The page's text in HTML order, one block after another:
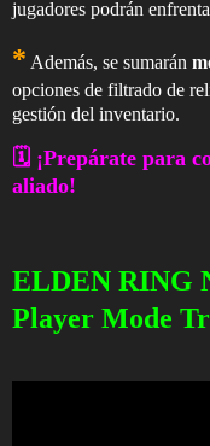
jugadores podrán
* Además, se sumarán
opciones de filtrado de
gestión del inventario.
🗓️ ¡Prepárate para
aliado!
ELDEN RING
Player Mode